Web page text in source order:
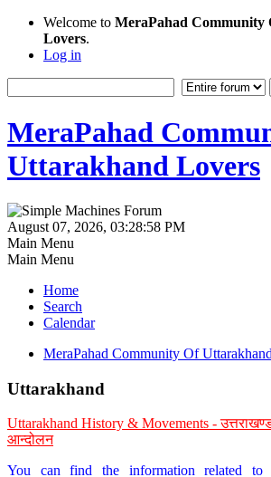
Welcome to MeraPahad Community
Lovers.
Log in
MeraPahad
Uttarakhand Lovers
August 07, 2026, 03:28:58 PM
Main Menu
Main Menu
Home
Search
Calendar
MeraPahad Community Of
Uttarakhand
Uttarakhand History & Movements -
आन्दोलन
You can find the information related to